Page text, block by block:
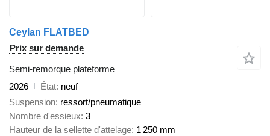
Ceylan FLATBED
Prix sur demande
Semi-remorque plateforme
2026
État neuf
Suspension ressort/pneumatique
Nombre d'essieux 3
Hauteur de la sellette d'attelage 1 250 mm